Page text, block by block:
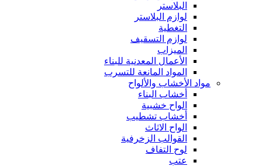
البلاستر
لوازم البلاستر
التغطية
لوازم التسقيف
الميزاب
الأعمال المعدنية للبناء
المواد المانعة للتسرب
مواد الأخشاب والألواح
أخشاب البناء
الواح خشبية
أخشاب تشطيب
الواح الاثاث
القوالب الزخرفية
لوح التفاف
عتب